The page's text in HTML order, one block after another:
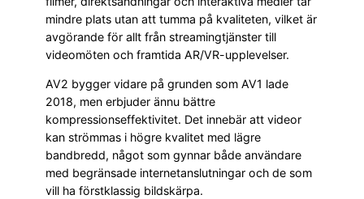
mindre plats utan att tumma på kvaliteten, vilket är
avgörande för allt från streamingtjänster till
videomöten och framtida AR/VR-upplevelser.
AV2 bygger vidare på grunden som AV1 lade
2018, men erbjuder ännu bättre
kompressionseffektivitet. Det innebär att videor
kan strömmas i högre kvalitet med lägre
bandbredd, något som gynnar både användare
med begränsade internetanslutningar och de som
vill ha förstklassig bildskärpa.